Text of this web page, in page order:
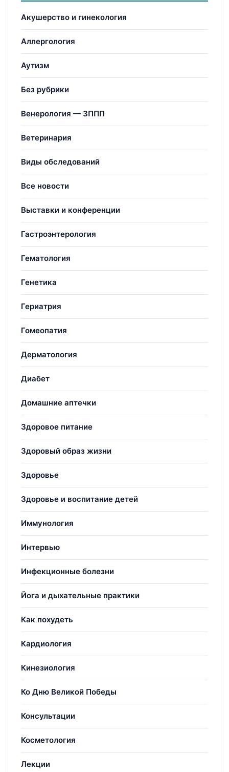
Акушерство и гинекология
Аллергология
Аутизм
Без рубрики
Венерология — ЗППП
Ветеринария
Виды обследований
Все новости
Выставки и конференции
Гастроэнтерология
Гематология
Генетика
Гериатрия
Гомеопатия
Дерматология
Диабет
Домашние аптечки
Здоровое питание
Здоровый образ жизни
Здоровье
Здоровье и воспитание детей
Иммунология
Интервью
Инфекционные болезни
Йога и дыхательные практики
Как похудеть
Кардиология
Кинезиология
Ко Дню Великой Победы
Консультации
Косметология
Лекции